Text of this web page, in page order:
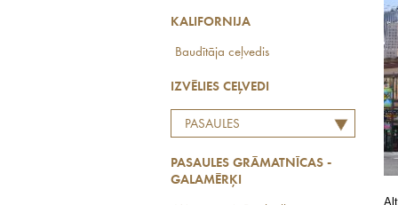
KALIFORNIJA
Baudītāja ceļvedis
IZVĒLIES CEĻVEDI
PASAULES
GALAMĒRĶI
PASAULES GRĀMATNĪCAS -
GALAMĒRĶI